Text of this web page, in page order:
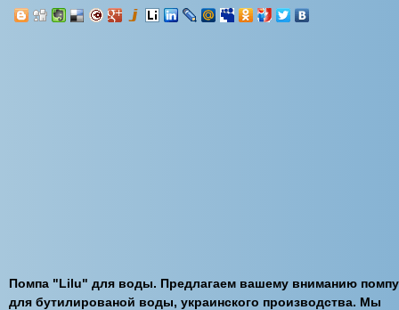
Помпа "Lilu" для воды. Предлагаем вашему вниманию помпу
для бутилированой воды, украинского производства. Мы